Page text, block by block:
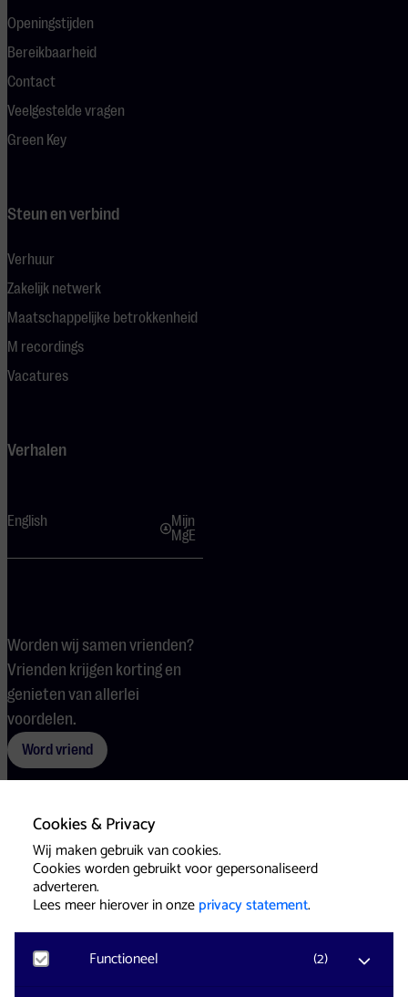
Cookies & Privacy
Wij maken gebruik van cookies.
Cookies worden gebruikt voor gepersonaliseerd
adverteren.
Lees meer hierover in onzeprivacy statement.
Functioneel (2)
Openingstijden
Bereikbaarheid
Contact
Veelgestelde vragen
Green Key
Steun en verbind
Verhuur
Zakelijk netwerk
Maatschappelijke betrokkenheid
M recordings
Vacatures
Verhalen
English
Mijn
MgE
Worden wij samen vrienden?
Vrienden krijgen korting en
genieten van allerlei
voordelen.
Word vriend
Voorwaarden CookiesPers
Website & Identity byEagerly